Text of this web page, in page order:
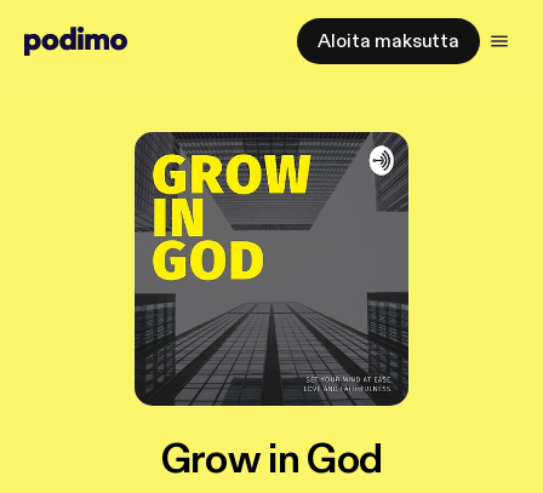
Aloita maksutta
Grow in God